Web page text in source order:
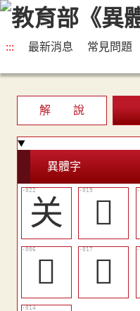
::: 最新消息 常見問題
解 說
異體字
关 󶖻
󶖱
󶖹